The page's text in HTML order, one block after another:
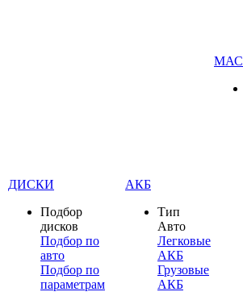
ДИСКИ
Подбор
дисков
Подбор по
авто
Подбор по
параметрам
АКБ
Тип
Авто
Легковые
АКБ
Грузовые
АКБ